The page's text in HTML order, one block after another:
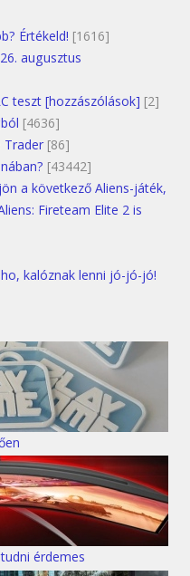
Értékeld! [1616]
augusztus
teszt [hozzászólások] [2]
[4636]
Trader [86]
[43442]
a következő Aliens-játék,
Fireteam Elite 2 is
kalóznak lenni jó-jó-jó!
érdemes